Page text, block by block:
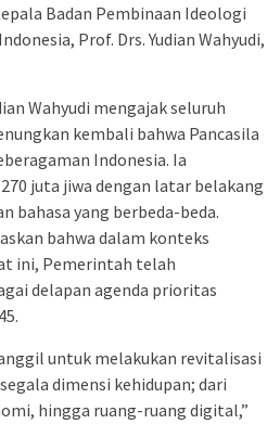
Badan Pembinaan Ideologi
Prof. Drs. Yudian Wahyudi,
Wahyudi mengajak seluruh
kembali bahwa Pancasila
Indonesia. Ia
juta jiwa dengan latar belakang
bahasa yang berbeda-beda.
bahwa dalam konteks
ini, Pemerintah telah
delapan agenda prioritas
untuk melakukan revitalisasi
dimensi kehidupan; dari
hingga ruang-ruang digital,”